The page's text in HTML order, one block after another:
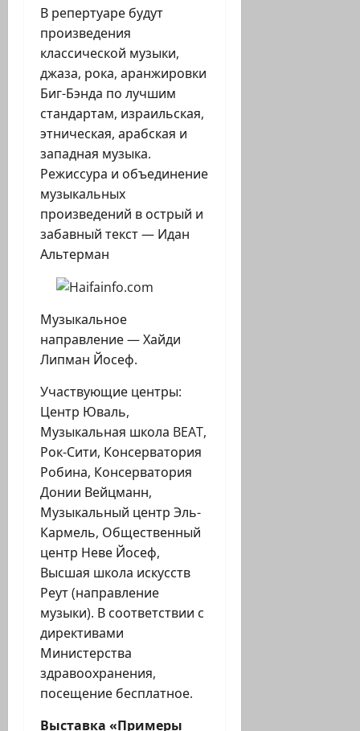
В репертуаре будут
произведения
классической музыки,
джаза, рока, аранжировки
Биг-Бэнда по лучшим
стандартам, израильская,
этническая, арабская и
западная музыка.
Режиссура и объединение
музыкальных
произведений в острый и
забавный текст — Идан
Альтерман
Музыкальное
направление — Хайди
Липман Йосеф.
Участвующие центры:
Центр Юваль,
Музыкальная школа BEAT,
Рок-Сити, Консерватория
Робина, Консерватория
Донии Вейцманн,
Музыкальный центр Эль-
Кармель, Общественный
центр Неве Йосеф,
Высшая школа искусств
Реут (направление
музыки). В соответствии с
директивами
Министерства
здравоохранения,
посещение бесплатное.
Выставка «Примеры